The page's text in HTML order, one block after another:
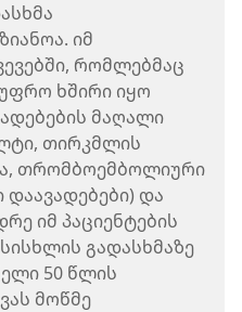
იმ
რომლებმაც
ხშირი იყო
მაღალი
თირკმლის
თრომბოემბოლიური
და
იმ პაციენტების
გადასხმაზე
50 წლის
მოწმე